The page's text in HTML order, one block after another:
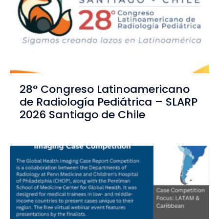
28° Congreso Latinoamericano
de Radiología Pediátrica – SLARP
2026 Santiago de Chile